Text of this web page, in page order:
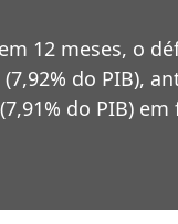
12 meses, o
(7,92% do PIB),
do PIB) em